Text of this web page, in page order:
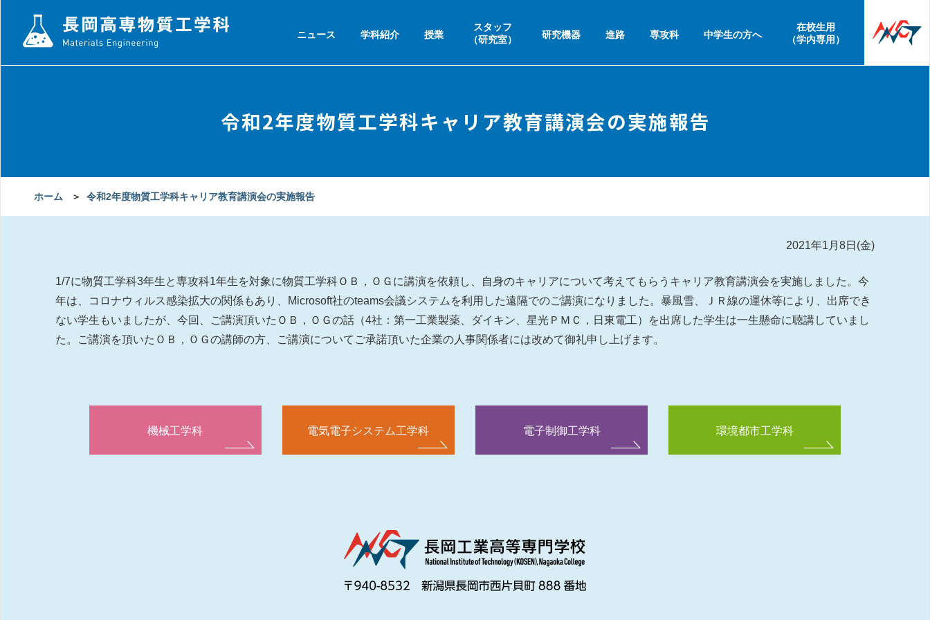
ニュース 学科紹介 授業
スタッフ
（研究室）
研究機器 進路 専攻科 中学生の方へ
在校生用
（学内専用）
令和2年度物質工学科キャリア教育講演会の実施報告
ホーム ＞ 令和2年度物質工学科キャリア教育講演会の実施報告
2021年1月8日(金)
1/7に物質工学科3年生と専攻科1年生を対象に物質工学科ＯＢ，ＯＧに講演を依頼し、自身のキャリアについて考えてもらうキャリア教育講演会を実施しました。今
年は、コロナウィルス感染拡大の関係もあり、Microsoft社のteams会議システムを利用した遠隔でのご講演になりました。暴風雪、ＪＲ線の運休等により、出席でき
ない学生もいましたが、今回、ご講演頂いたＯＢ，ＯＧの話（4社：第一工業製薬、ダイキン、星光ＰＭＣ，日東電工）を出席した学生は一生懸命に聴講していまし
た。ご講演を頂いたＯＢ，ＯＧの講師の方、ご講演についてご承諾頂いた企業の人事関係者には改めて御礼申し上げます。
機械工学科 電気電子システム工学科 電子制御工学科 環境都市工学科